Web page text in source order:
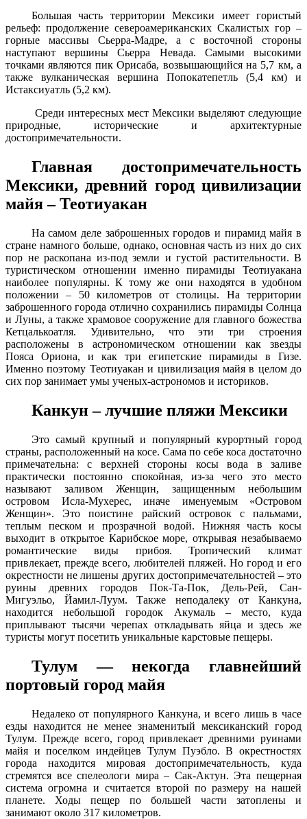
Большая часть территории Мексики имеет гористый
рельеф: продолжение североамериканских Скалистых гор –
горные массивы Сьерра-Мадре, а с восточной стороны
наступают вершины Сьерра Невада. Самыми высокими
точками являются пик Орисаба, возвышающийся на 5,7 км, а
также вулканическая вершина Попокатепетль (5,4 км) и
Истаксиуатль (5,2 км).
Среди интересных мест Мексики выделяют следующие
природные, исторические и архитектурные
достопримечательности.
Главная достопримечательность
Мексики, древний город цивилизации
майя – Теотиуакан
На самом деле заброшенных городов и пирамид майя в
стране намного больше, однако, основная часть из них до сих
пор не раскопана из-под земли и густой растительности. В
туристическом отношении именно пирамиды Теотиуакана
наиболее популярны. К тому же они находятся в удобном
положении – 50 километров от столицы. На территории
заброшенного города отлично сохранились пирамиды Солнца
и Луны, а также храмовое сооружение для главного божества
Кетцалькоатля. Удивительно, что эти три строения
расположены в астрономическом отношении как звезды
Пояса Ориона, и как три египетские пирамиды в Гизе.
Именно поэтому Теотиуакан и цивилизация майя в целом до
сих пор занимает умы ученых-астрономов и историков.
Канкун – лучшие пляжи Мексики
Это самый крупный и популярный курортный город
страны, расположенный на косе. Сама по себе коса достаточно
примечательна: с верхней стороны косы вода в заливе
практически постоянно спокойная, из-за чего это место
называют заливом Женщин, защищенным небольшим
островом Исла-Мухерес, иначе именуемым «Островом
Женщин». Это поистине райский островок с пальмами,
теплым песком и прозрачной водой. Нижняя часть косы
выходит в открытое Карибское море, открывая незабываемо
романтические виды прибоя. Тропический климат
привлекает, прежде всего, любителей пляжей. Но город и его
окрестности не лишены других достопримечательностей – это
руины древних городов Пок-Та-Пок, Дель-Рей, Сан-
Мигуэльо, Йамил-Луум. Также неподалеку от Канкуна,
находится небольшой городок Акумаль – место, куда
приплывают тысячи черепах откладывать яйца и здесь же
туристы могут посетить уникальные карстовые пещеры.
Тулум — некогда главнейший
портовый город майя
Недалеко от популярного Канкуна, и всего лишь в часе
езды находится не менее знаменитый мексиканский город
Тулум. Прежде всего, город привлекает древними руинами
майя и поселком индейцев Тулум Пуэбло. В окрестностях
города находится мировая достопримечательность, куда
стремятся все спелеологи мира – Сак-Актун. Эта пещерная
система огромна и считается второй по размеру на нашей
планете. Ходы пещер по большей части затоплены и
занимают около 317 километров.